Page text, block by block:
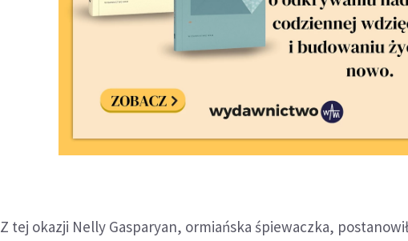
Z tej okazji Nelly Gasparyan, ormiańska śpiewaczka,